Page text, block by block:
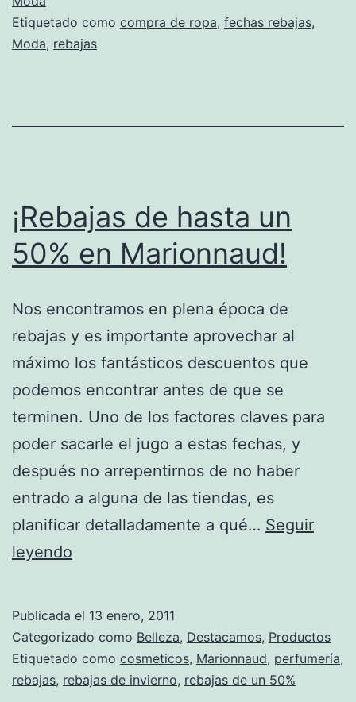
Etiquetado como compra de ropa, fechas rebajas,
Moda, rebajas
¡Rebajas de hasta un
50% en Marionnaud!
Nos encontramos en plena época de
rebajas y es importante aprovechar al
máximo los fantásticos descuentos que
podemos encontrar antes de que se
terminen. Uno de los factores claves para
poder sacarle el jugo a estas fechas, y
después no arrepentirnos de no haber
entrado a alguna de las tiendas, es
planificar detalladamente a qué… Seguir
leyendo
un
50%
en
Publicada el 13 enero, 2011
Categorizado como Belleza, Destacamos, Productos
Etiquetado como cosmeticos, Marionnaud, perfumería,
rebajas, rebajas de invierno, rebajas de un 50%